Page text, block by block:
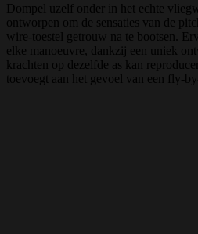
Dompel uzelf onder in het echte
ontworpen om de sensaties van de
wire-toestel getrouw na te bootsen.
elke manoeuvre, dankzij een uniek
krachten op dezelfde as kan
toevoegt aan het gevoel van een fly-